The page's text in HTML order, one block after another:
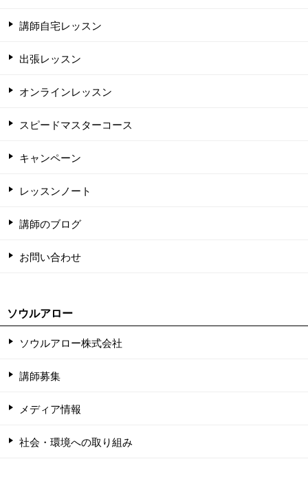
講師自宅レッスン
出張レッスン
オンラインレッスン
スピードマスターコース
キャンペーン
レッスンノート
講師のブログ
お問い合わせ
ソウルアロー
ソウルアロー株式会社
講師募集
メディア情報
社会・環境への取り組み